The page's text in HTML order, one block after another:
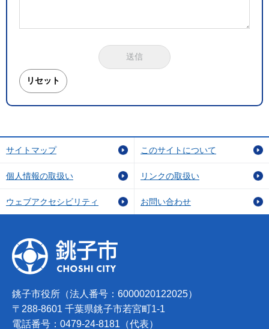
サイトマップ このサイトについて
個人情報の取扱い リンクの取扱い
ウェブアクセシビリティ お問い合わせ
銚子市役所（法人番号：6000020122025）
〒288-8601 千葉県銚子市若宮町1-1
電話番号：0479-24-8181（代表）